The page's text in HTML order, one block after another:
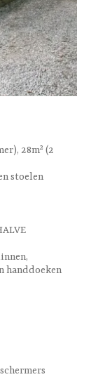
28m² (2
stoelen
handdoeken